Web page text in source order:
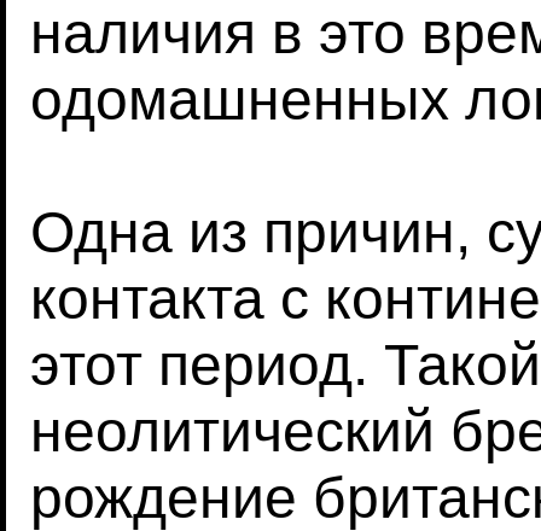
наличия в это
одомашненных
Одна из причин,
контакта с
этот период.
неолитический
рождение